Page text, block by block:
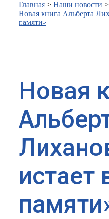
Главная > Наши новости >
Новая книга Альберта
памяти»
Новая
истает